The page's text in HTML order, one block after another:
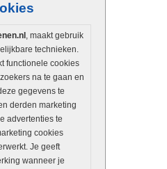
, maakt gebruik
technieken.
functionele cookies
na te gaan en
gegevens te
derden marketing
advertenties te
cookies
Je geeft
wanneer je